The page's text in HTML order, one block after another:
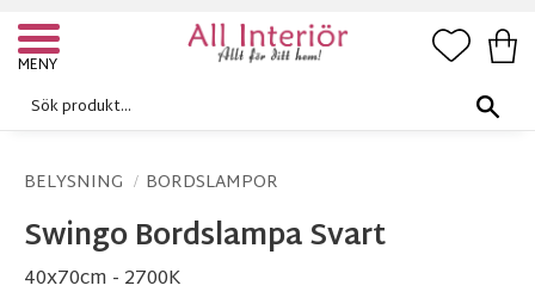
Meny
BELYSNING BORDSLAMPOR
Swingo Bordslampa Svart
40x70cm - 2700K